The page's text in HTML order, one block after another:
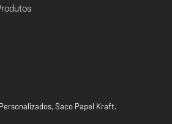
,Saco Papel Kraft.